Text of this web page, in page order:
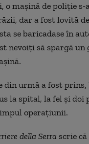
o mașină de poliție s-
dar a fost lovită
se baricadase în
nevoiți să spargă un
din urmă a fost
la spital, la fel și
operațiunii.
della Serra scrie